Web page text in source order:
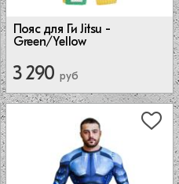
Пояс для Ги Jitsu -
Green/Yellow
3 290 руб